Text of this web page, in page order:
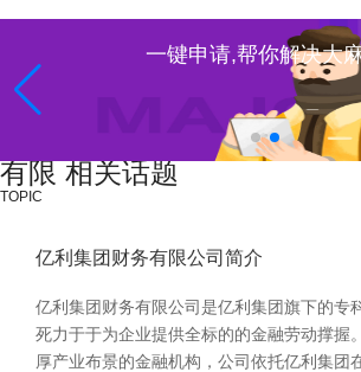
一键申请,帮你解决大
有限 相关话题
TOPIC
亿利集团财务有限公司简介
亿利集团财务有限公司是亿利集团旗下的专
死力于于为企业提供全标的的金融劳动撑握
厚产业布景的金融机构，公司依托亿利集团